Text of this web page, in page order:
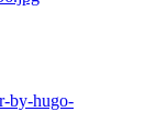
by-hugo-